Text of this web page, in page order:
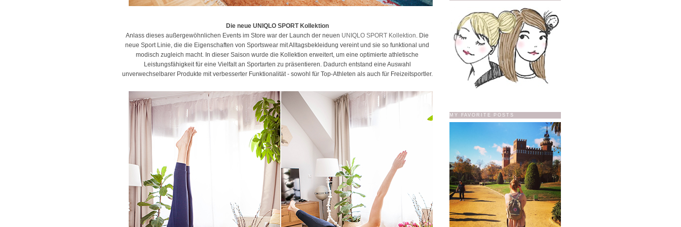
Die neue UNIQLO SPORT Kollektion
Anlass dieses außergewöhnlichen Events im Store war der Launch der neuen UNIQLO SPORT Kollektion. Die
neue Sport Linie, die die Eigenschaften von Sportswear mit Alltagsbekleidung vereint und sie so funktional und
modisch zugleich macht. In dieser Saison wurde die Kollektion erweitert, um eine optimierte athletische
Leistungsfähigkeit für eine Vielfalt an Sportarten zu präsentieren. Dadurch entstand eine Auswahl
unverwechselbarer Produkte mit verbesserter Funktionalität - sowohl für Top-Athleten als auch für Freizeitsportler.
MY FAVORITE POSTS